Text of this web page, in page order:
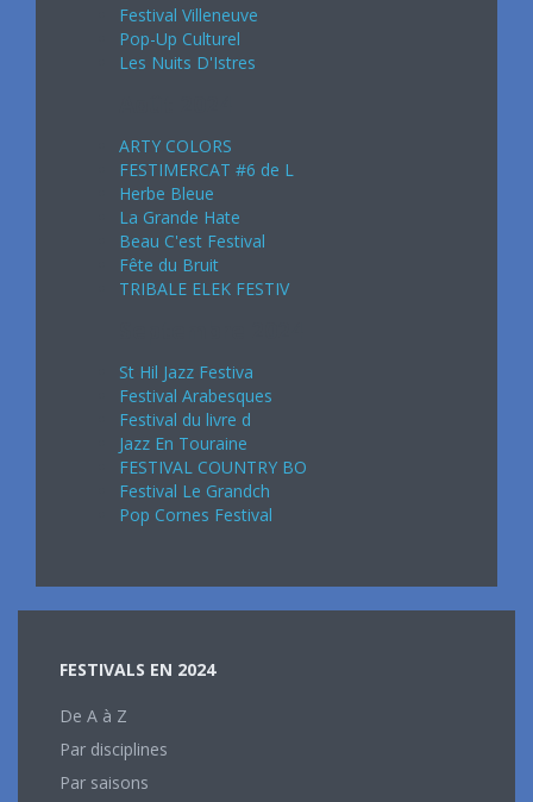
Festival Villeneuve
Pop-Up Culturel
Les Nuits D'Istres
ARTY COLORS
FESTIMERCAT #6 de L
Herbe Bleue
La Grande Hate
Beau C'est Festival
Fête du Bruit
TRIBALE ELEK FESTIV
St Hil Jazz Festiva
Festival Arabesques
Festival du livre d
Jazz En Touraine
FESTIVAL COUNTRY BO
Festival Le Grandch
Pop Cornes Festival
FESTIVALS EN 2024
De A à Z
Par disciplines
Par saisons